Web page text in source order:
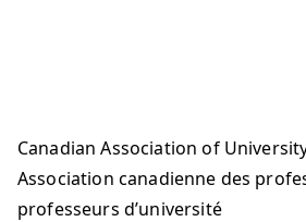
Canadian Association of
Association canadienne des
professeurs d’université